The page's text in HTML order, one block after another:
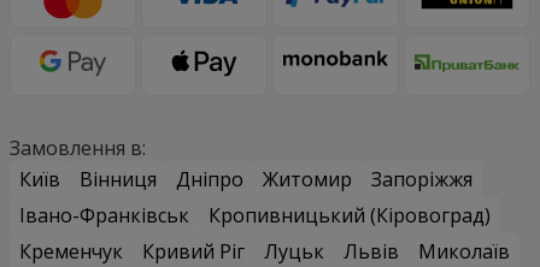
Замовлення в:
Київ
Вінниця Дніпро Житомир
Запоріжжя
Івано-Франківськ
Кропивницький (Кіровоград)
Кременчук
Кривий Ріг Луцьк Львів
Миколаїв